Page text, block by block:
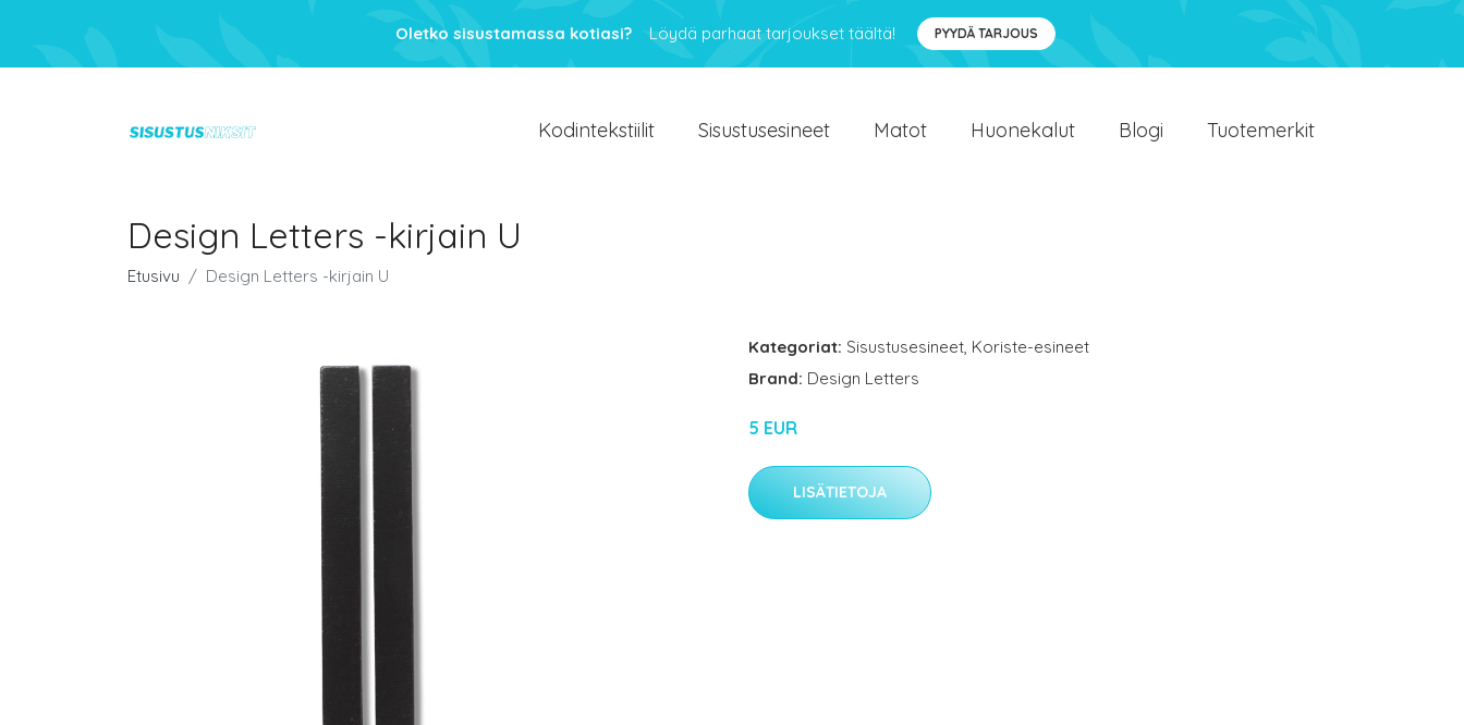
Oletko sisustamassa kotiasi? Löydä parhaat tarjoukset täältä! PYYDÄ TARJOUS
Kodintekstiilit Sisustusesineet Matot Huonekalut Blogi Tuotemerkit
Design Letters -kirjain U
Etusivu Design Letters -kirjain U
Kategoriat: Sisustusesineet, Koriste-esineet
Brand: Design Letters
5 EUR
LISÄTIETOJA